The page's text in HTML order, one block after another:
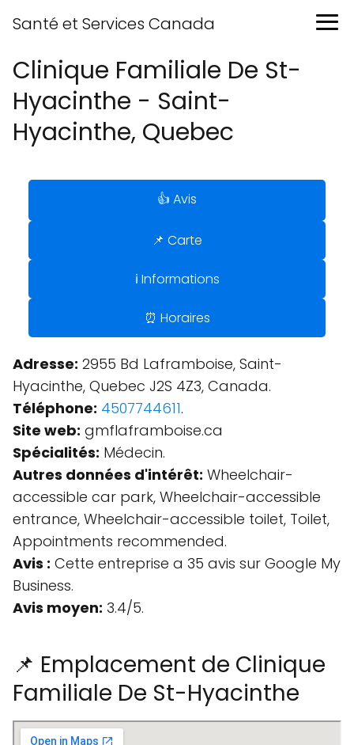
Santé et Services Canada
Clinique Familiale De St-
Hyacinthe - Saint-
Hyacinthe, Quebec
👍 Avis
📌 Carte
ℹ️ Informations
⏰ Horaires
Adresse: 2955 Bd Laframboise, Saint-
Hyacinthe, Quebec J2S 4Z3, Canada.
Téléphone: 4507744611.
Site web: gmflaframboise.ca
Spécialités: Médecin.
Autres données d'intérêt: Wheelchair-
accessible car park, Wheelchair-accessible
entrance, Wheelchair-accessible toilet, Toilet,
Appointments recommended.
Avis : Cette entreprise a 35 avis sur Google My
Business.
Avis moyen: 3.4/5.
📌 Emplacement de Clinique
Familiale De St-Hyacinthe